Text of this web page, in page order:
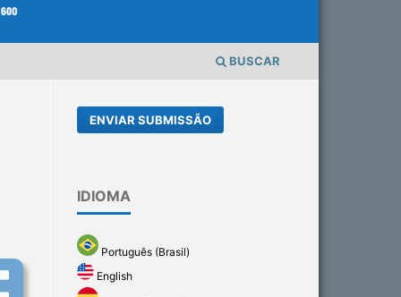
BUSCAR
ENVIAR SUBMISSÃO
IDIOMA
Português (Brasil)
English